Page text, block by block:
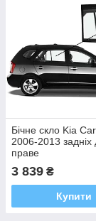
Бічне скло Kia
2006-2013 задніх
праве
3 839 ₴
Купити